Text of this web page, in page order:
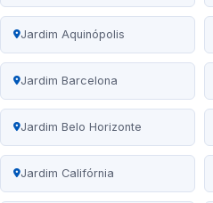
Jardim Aquinópolis
Jardim Barcelona
Jardim Belo Horizonte
Jardim Califórnia